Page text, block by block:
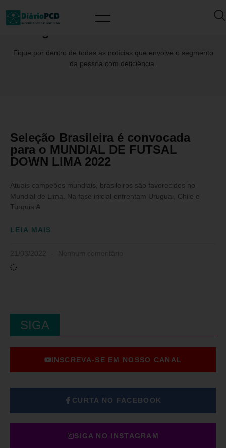
Fique por dentro de todas as notícias que envolve o segmento
da pessoa com deficiência.
Seleção Brasileira é convocada
para o MUNDIAL DE FUTSAL
DOWN LIMA 2022
Atuais campeões mundiais, brasileiros são favorecidos no
Mundial de Lima. Na fase inicial enfrentam Uruguai, Chile e
Turquia A
LEIA MAIS
SIGA
INSCREVA-SE EM NOSSO CANAL
CURTA NO FACEBOOK
SIGA NO INSTAGRAM